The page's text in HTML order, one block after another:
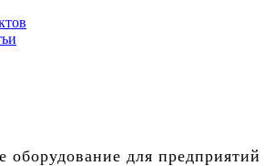
оборудование для предприятий